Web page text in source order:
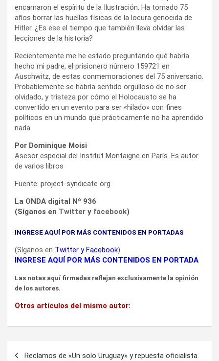
encarnaron el espíritu de la Ilustración. Ha tomado 75
años borrar las huellas físicas de la locura genocida de
Hitler. ¿Es ese el tiempo que también lleva olvidar las
lecciones de la historia?
Recientemente me he estado preguntando qué habría
hecho mi padre, el prisionero número 159721 en
Auschwitz, de estas conmemoraciones del 75 aniversario.
Probablemente se habría sentido orgulloso de no ser
olvidado, y tristeza por cómo el Holocausto se ha
convertido en un evento para ser «hilado» con fines
políticos en un mundo que prácticamente no ha aprendido
nada.
Por Dominique Moisi
Asesor especial del Institut Montaigne en París. Es autor
de varios libros
Fuente: project-syndicate org
La ONDA digital Nº 936
(Síganos en Twitter y facebook)
INGRESE AQUÍ POR MÁS CONTENIDOS EN PORTADAS
(Síganos en Twitter yFacebook)
INGRESE AQUÍ POR MÁS CONTENIDOS EN PORTADA
Las notas aquí firmadas reflejan exclusivamente la opinión
de los autores.
Otros artículos del mismo autor:
Reclamos de «Un solo Uruguay» y repuesta oficialista